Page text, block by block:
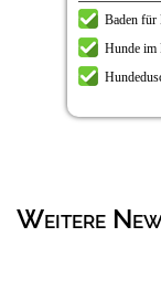
Baden für
Hunde im
Weitere